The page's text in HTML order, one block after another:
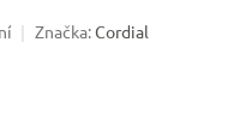
Značka:Cordial